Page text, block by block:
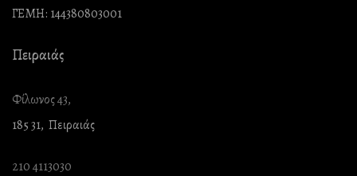
ΓΕΜΗ: 144380803001
Πειραιάς
Φίλωνος 43,
185 31, Πειραιάς
210 4113030